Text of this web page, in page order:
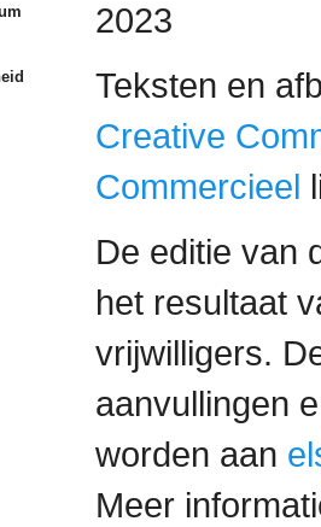
2023
Teksten en
Creative
Commercieel
De editie van
het resultaat
vrijwilligers.
aanvullingen
worden aan
Meer